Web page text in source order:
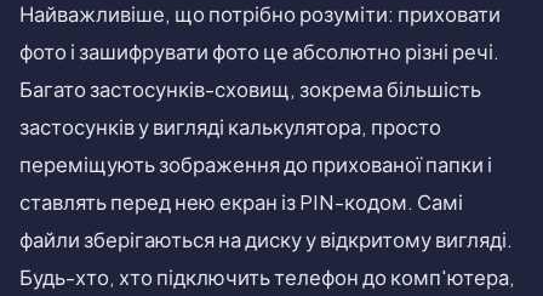
Найважливіше, що потрібно розуміти: приховати
фото і зашифрувати фото це абсолютно різні речі.
Багато застосунків-сховищ, зокрема більшість
застосунків у вигляді калькулятора, просто
переміщують зображення до прихованої папки і
ставлять перед нею екран із PIN-кодом. Самі
файли зберігаються на диску у відкритому вигляді.
Будь-хто, хто підключить телефон до комп'ютера,